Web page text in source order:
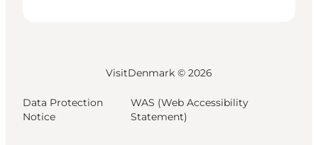
VisitDenmark © 2026
Data Protection
Notice
WAS (Web Accessibility
Statement)